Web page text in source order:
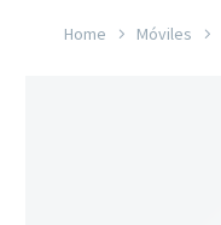
Home Móviles